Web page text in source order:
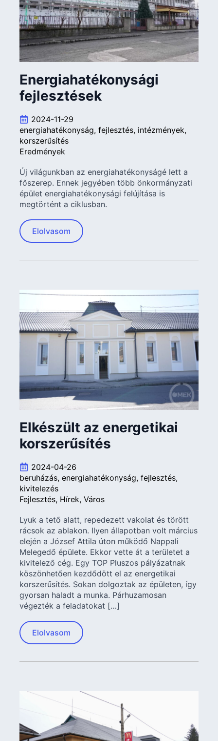
Energiahatékonysági
fejlesztések
2024-11-29
energiahatékonyság fejlesztés intézmények
korszerűsítés
Eredmények
Új világunkban az energiahatékonyságé lett a
főszerep. Ennek jegyében több önkormányzati
épület energiahatékonysági felújítása is
megtörtént a ciklusban.
Elolvasom
Elkészült az energetikai
korszerűsítés
2024-04-26
beruházás energiahatékonyság fejlesztés
kivitelezés
Fejlesztés Hírek Város
Lyuk a tető alatt, repedezett vakolat és törött
rácsok az ablakon. Ilyen állapotban volt március
elején a József Attila úton működő Nappali
Melegedő épülete. Ekkor vette át a területet a
kivitelező cég. Egy TOP Pluszos pályázatnak
köszönhetően kezdődött el az energetikai
korszerűsítés. Sokan dolgoztak az épületen, így
gyorsan haladt a munka. Párhuzamosan
végezték a feladatokat […]
Elolvasom